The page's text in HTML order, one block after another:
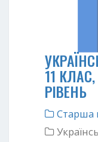
11
РІВЕНЬ
Старша